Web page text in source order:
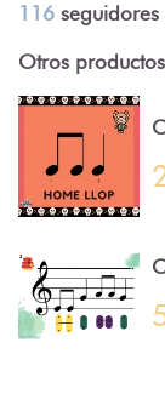
116 seguidores
Otros